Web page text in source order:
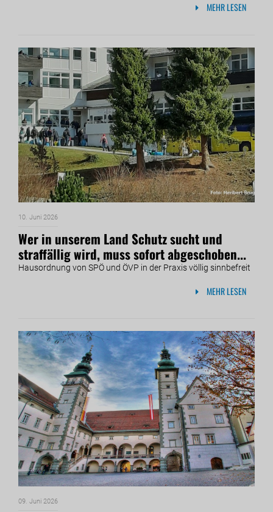
MEHR LESEN
10. Juni 2026
Wer in unserem Land Schutz sucht und
straffällig wird, muss sofort abgeschoben...
Hausordnung von SPÖ und ÖVP in der Praxis völlig sinnbefreit
MEHR LESEN
09. Juni 2026